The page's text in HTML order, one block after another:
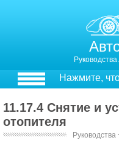
Нажмите,
11.17.4 Снятие и
отопителя
Руководства